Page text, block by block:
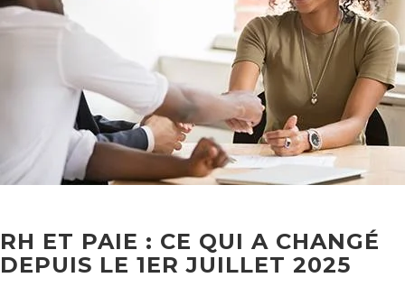
RH ET PAIE : CE QUI A CHANGÉ
DEPUIS LE 1ER JUILLET 2025